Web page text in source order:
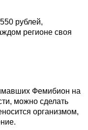
рублей,
регионе своя
Фемибион на
можно сделать
организмом,